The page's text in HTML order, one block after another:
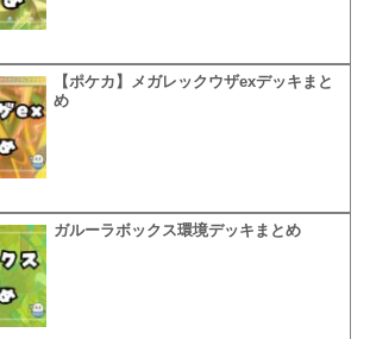
【ポケカ】メガレックウザexデッキまと
め
ガルーラボックス環境デッキまとめ